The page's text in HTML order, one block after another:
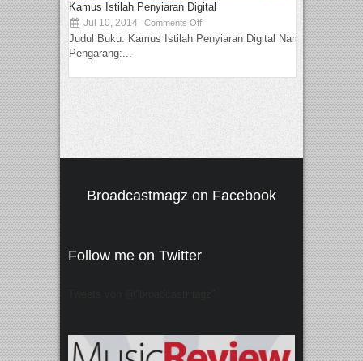
Kamus Istilah Penyiaran Digital
Jul 10, 2014 Comments Off
Judul Buku: Kamus Istilah Penyiaran Digital Nama
Pengarang:...
Broadcastmagz on Facebook
Follow me on Twitter